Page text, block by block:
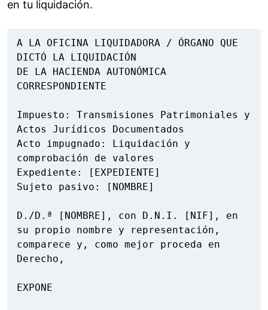
en tu liquidación.
A LA OFICINA LIQUIDADORA / ÓRGANO QUE
DICTÓ LA LIQUIDACIÓN
DE LA HACIENDA AUTONÓMICA
CORRESPONDIENTE
Impuesto: Transmisiones Patrimoniales y
Actos Jurídicos Documentados
Acto impugnado: Liquidación y
comprobación de valores
Expediente: [EXPEDIENTE]
Sujeto pasivo: [NOMBRE]
D./D.ª [NOMBRE], con D.N.I. [NIF], en
su propio nombre y representación,
comparece y, como mejor proceda en
Derecho,
EXPONE